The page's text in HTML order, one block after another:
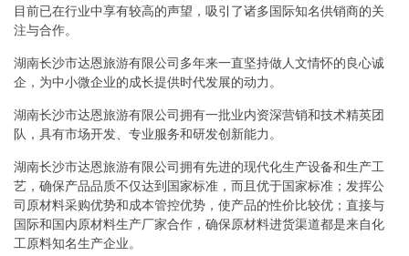
目前已在行业中享有较高的声望，吸引了诸多国际知名供销商的关
注与合作。
湖南长沙市达恩旅游有限公司多年来一直坚持做人文情怀的良心诚
企，为中小微企业的成长提供时代发展的动力。
湖南长沙市达恩旅游有限公司拥有一批业内资深营销和技术精英团
队，具有市场开发、专业服务和研发创新能力。
湖南长沙市达恩旅游有限公司拥有先进的现代化生产设备和生产工
艺，确保产品品质不仅达到国家标准，而且优于国家标准；发挥公
司原材料采购优势和成本管控优势，使产品的性价比较优；直接与
国际和国内原材料生产厂家合作，确保原材料进货渠道都是来自化
工原料知名生产企业。